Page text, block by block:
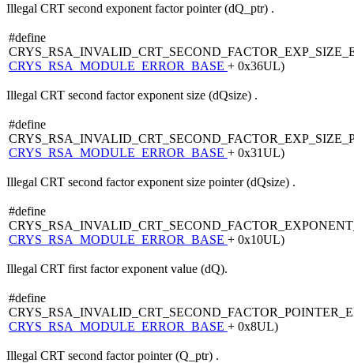
Illegal CRT second exponent factor pointer (dQ_ptr) .
#define
CRYS_RSA_MODULE_ERROR_BASE + 0x36UL)
Illegal CRT second factor exponent size (dQsize) .
#define
CRYS_RSA_MODULE_ERROR_BASE + 0x31UL)
Illegal CRT second factor exponent size pointer (dQsize) .
#define
CRYS_RSA_MODULE_ERROR_BASE + 0x10UL)
Illegal CRT first factor exponent value (dQ).
#define
CRYS_RSA_MODULE_ERROR_BASE + 0x8UL)
Illegal CRT second factor pointer (Q_ptr) .